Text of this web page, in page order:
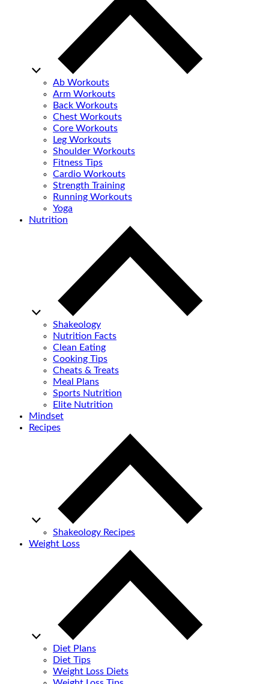
Ab Workouts
Arm Workouts
Back Workouts
Chest Workouts
Core Workouts
Leg Workouts
Shoulder Workouts
Fitness Tips
Cardio Workouts
Strength Training
Running Workouts
Yoga
Nutrition
Shakeology
Nutrition Facts
Clean Eating
Cooking Tips
Cheats & Treats
Meal Plans
Sports Nutrition
Elite Nutrition
Mindset
Recipes
Shakeology Recipes
Weight Loss
Diet Plans
Diet Tips
Weight Loss Diets